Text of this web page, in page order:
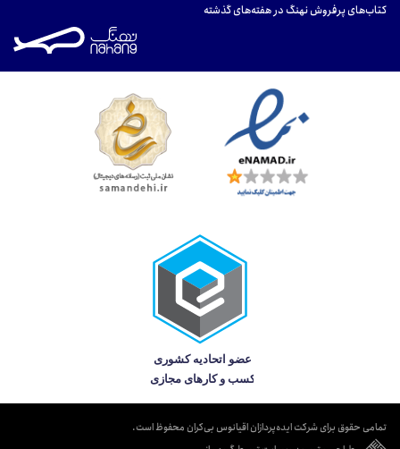
کتاب‌های پرفروش نهنگ در هفته‌های گذشته
تمامی حقوق برای شرکت ایده‌پردازان اقیانوس بی‌کران محفوظ است.